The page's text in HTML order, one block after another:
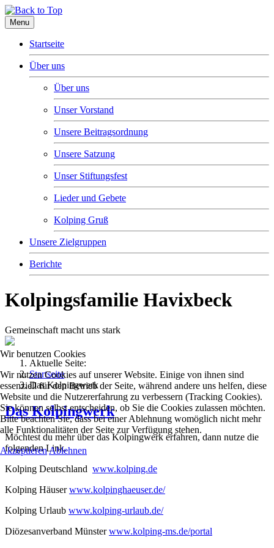
Menu
Startseite
Über uns
Über uns
Unser Vorstand
Unsere Beitragsordnung
Unsere Satzung
Unser Stiftungsfest
Lieder und Gebete
Kolping Gruß
Unsere Zielgruppen
Berichte
Kolpingsfamilie Havixbeck
Gemeinschaft macht uns stark
Aktuelle Seite:
Startseite
Das Kolpingwerk
Das Kolpingwerk
Möchtest du mehr über das Kolpingwerk erfahren, dann nutze die
folgenden Link.
Kolping Deutschland www.kolping.de
Kolping Häuserwww.kolpinghaeuser.de/
Kolping Urlaub www.kolping-urlaub.de/
Diözesanverband Münsterwww.kolping-ms.de/portal
Wir benutzen Cookies
Wir nutzen Cookies auf unserer Website. Einige von ihnen sind
essenziell für den Betrieb der Seite, während andere uns helfen, diese
Website und die Nutzererfahrung zu verbessern (Tracking Cookies).
Sie können selbst entscheiden, ob Sie die Cookies zulassen möchten.
Bitte beachten Sie, dass bei einer Ablehnung womöglich nicht mehr
alle Funktionalitäten der Seite zur Verfügung stehen.
AkzeptierenAblehnen